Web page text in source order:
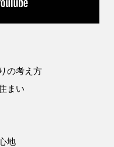
の考え方
まい
地
18時